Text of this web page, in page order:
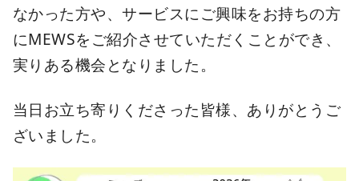
なかった方や、サービスにご興味をお持ちの方
にMEWSをご紹介させていただくことができ、
実りある機会となりました。
当日お立ち寄りくださった皆様、ありがとうご
ざいました。